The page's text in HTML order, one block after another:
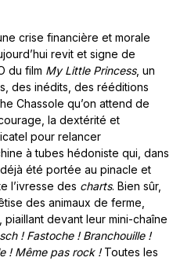
crise financière et morale
revit et signe de
du film My Little Princess, un
des inédits, des rééditions
Chassole qu’on attend de
la dextérité et
pour relancer
à tubes hédoniste qui, dans
été portée au pinacle et
l’ivresse des charts. Bien sûr,
des animaux de ferme,
devant leur mini-chaîne
! Fastoche ! Branchouille !
! Même pas rock !Toutes les